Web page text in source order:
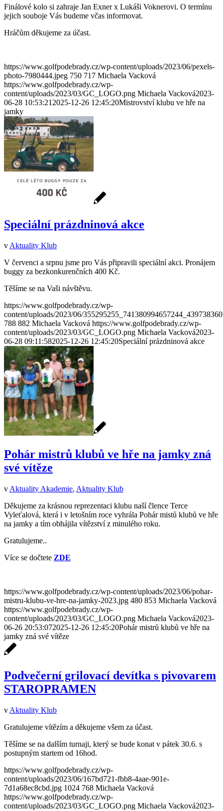
Finálové kolo si zahraje Jan Exner x Lukáši Voknerovi. O termínu
jejich souboje Vás budeme včas informovat.
Hráčům děkujeme za účast.
https://www.golfpodebrady.cz/wp-content/uploads/2023/06/pexels-
photo-7980444.jpeg 750 717 Michaela Vacková
https://www.golfpodebrady.cz/wp-
content/uploads/2023/03/GC_LOGO.png Michaela Vacková2023-
06-28 10:53:212025-12-26 12:45:20Mistrovství klubu ve hře na
jamky
Speciální prázdninová akce
v Aktuality Klub
V červenci a srpnu jsme pro Vás připravili speciální akci. Pronájem
buggy za bezkonkurenčních 400 Kč.
Těšíme se na Vaši návštěvu.
https://www.golfpodebrady.cz/wp-
content/uploads/2023/06/
788 882 Michaela Vacková https://www.golfpodebrady.cz/wp-
content/uploads/2023/03/GC_LOGO.png Michaela Vacková2023-
06-28 09:11:582025-12-26 12:45:20Speciální prázdninová akce
Pohár mistrů klubů ve hře na jamky zná
své vítěze
v Aktuality Akademie, Aktuality Klub
Děkujeme za krásnou reprezentaci klubu naší člence Terce
Vyleťalová, která i v letošním roce vyhrála Pohár mistů klubů ve hře
na jamky a tím obhájila vítězství z minulého roku.
Gratulujeme..
Více se dočtete ZDE
https://www.golfpodebrady.cz/wp-content/uploads/2023/06/pohar-
mistru-klubu-ve-hre-na-jamky-2023.jpg 480 853 Michaela Vacková
https://www.golfpodebrady.cz/wp-
content/uploads/2023/03/GC_LOGO.png Michaela Vacková2023-
06-26 20:53:072025-12-26 12:45:20Pohár mistrů klubů ve hře na
jamky zná své vítěze
Podvečerní grilovací devítka s pivovarem
STAROPRAMEN
v Aktuality Klub
Gratulujeme vítězím a děkujeme všem za účast.
Těšíme se na dalším turnaji, který se bude konat v pátek 30.6. s
postupným startem od 16hod.
https://www.golfpodebrady.cz/wp-
content/uploads/2023/06/167bd721-fbb8-4aae-901e-
7d1a68ec8cbd.jpg 1024 768 Michaela Vacková
https://www.golfpodebrady.cz/wp-
content/uploads/2023/03/GC_LOGO.png Michaela Vacková2023-